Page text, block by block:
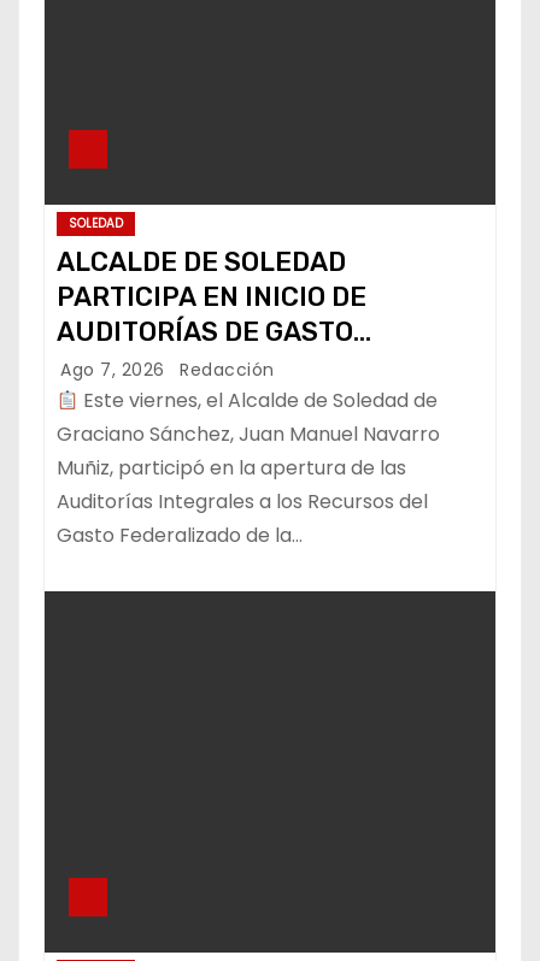
SOLEDAD
ALCALDE DE SOLEDAD
PARTICIPA EN INICIO DE
AUDITORÍAS DE GASTO
FEDERALIZADO
Ago 7, 2026 Redacción
Este viernes, el Alcalde de Soledad de
Graciano Sánchez, Juan Manuel Navarro
Muñiz, participó en la apertura de las
Auditorías Integrales a los Recursos del
Gasto Federalizado de la…